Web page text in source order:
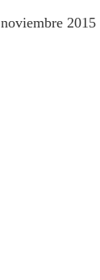
noviembre 2015